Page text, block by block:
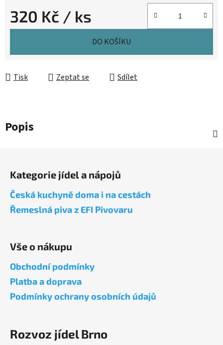
320 Kč / ks
Měrná cena:
DO KOŠÍKU
Tisk Zeptat se Sdílet
Popis
Kategorie jídel a nápojů
Česká kuchyně doma i na cestách
Řemeslná piva z EFI Pivovaru
Vše o nákupu
Obchodní podmínky
Platba a doprava
Podmínky ochrany osobních údajů
Rozvoz jídel Brno